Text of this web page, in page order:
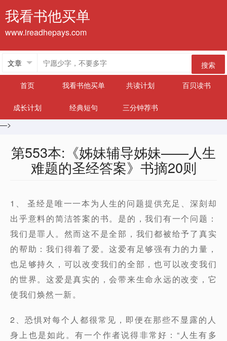
我看书他买单
www.ireadhepays.com
搜索
首页
我看书他买单 共读计划 百贝读书
成长计划 经典短句
三分钟荐书
—>
第553本:《姊妹辅导姊妹——人生
难题的圣经答案》书摘20则
1、 圣经是唯一一本为人生的问题提供充足、深刻却
出乎意料的简洁答案的书。是的，我们有一个问题：
我们是罪人。然而这不是全部，我们都被给予了真实
的帮助：我们得着了爱。这爱有足够强有力的力量，
也足够持久，可以改变我们的全部，也可以改变我们
的世界。这爱是真实的，会带来生命永远的改变，它
使我们焕然一新。
2、恐惧对每个人都很常见，即便在那些不显露的人
身上也是如此。有一个作者说得非常好：“人生有多